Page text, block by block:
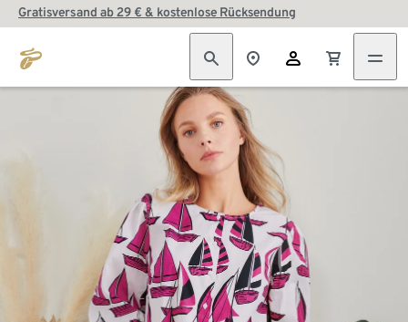
Gratisversand ab 29 € & kostenlose Rücksendung